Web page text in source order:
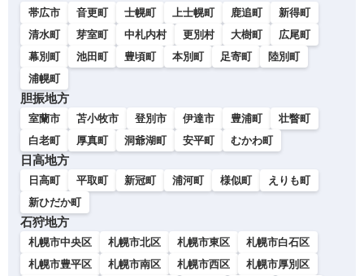
帯広市 音更町 士幌町 上士幌町 鹿追町
新得町
清水町
芽室町 中札内村 更別村 大樹町
広尾町
幕別町
池田町 豊頃町 本別町 足寄町
陸別町
浦幌町
胆振地方
室蘭市 苫小牧市 登別市 伊達市 豊浦町
壮瞥町
白老町
厚真町 洞爺湖町 安平町 むかわ町
日高地方
日高町 平取町 新冠町 浦河町 様似町
えりも町
新ひだか町
石狩地方
札幌市中央区 札幌市北区 札幌市東区
札幌市白石区
札幌市豊平区
札幌市南区 札幌市西区
札幌市厚別区